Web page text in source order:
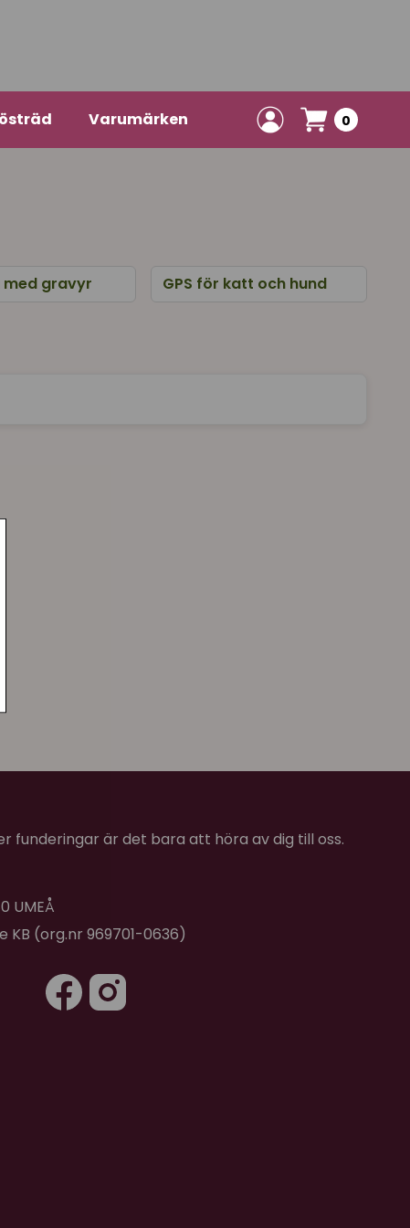
Varumärken 0
gravyr GPS för katt och hund
funderingar är det bara att höra av dig till oss.
UMEÅ
KB (org.nr 969701-0636)